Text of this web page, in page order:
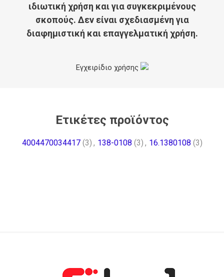
ιδιωτική χρήση και για συγκεκριμένους
σκοπούς. Δεν είναι σχεδιασμένη για
διαφημιστική και επαγγελματική χρήση.
Εγχειρίδιο χρήσης
Ετικέτες προϊόντος
4004470034417 (3) , 138-0108 (3) , 16.1380108 (3)